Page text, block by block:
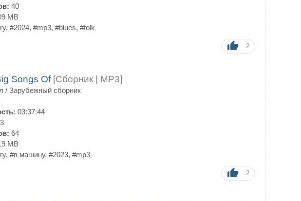
40
MB
, #2024, #mp3, #blues, #folk
2
Songs Of [Сборник | MP3]
/ Зарубежный сборник
03:37:44
64
MB
, #в машину, #2023, #mp3
2